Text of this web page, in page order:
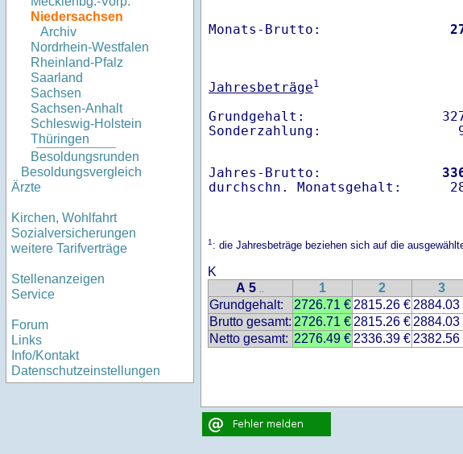
Niedersachsen
Archiv
Nordrhein-Westfalen
Rheinland-Pfalz
Saarland
Sachsen
Sachsen-Anhalt
Schleswig-Holstein
Thüringen
Besoldungsrunden
Besoldungsvergleich
Ärzte
Kirchen, Wohlfahrt
Sozialversicherungen
weitere Tarifverträge
Stellenanzeigen
Service
Forum
Links
Info/Kontakt
Datenschutzeinstellungen
Monats-Brutto:
Jahresbeträge1
Grundgehalt:
Jahres-Brutto:
1: die Jahresbeträge beziehen sich auf die
K
A 5 .. 1 2 3
Grundgehalt:
2726.71 € 2815.26 € 2884.03
Brutto gesamt: 2726.71 € 2815.26 € 2884.03
Netto gesamt: 2276.49 € 2336.39 € 2382.56